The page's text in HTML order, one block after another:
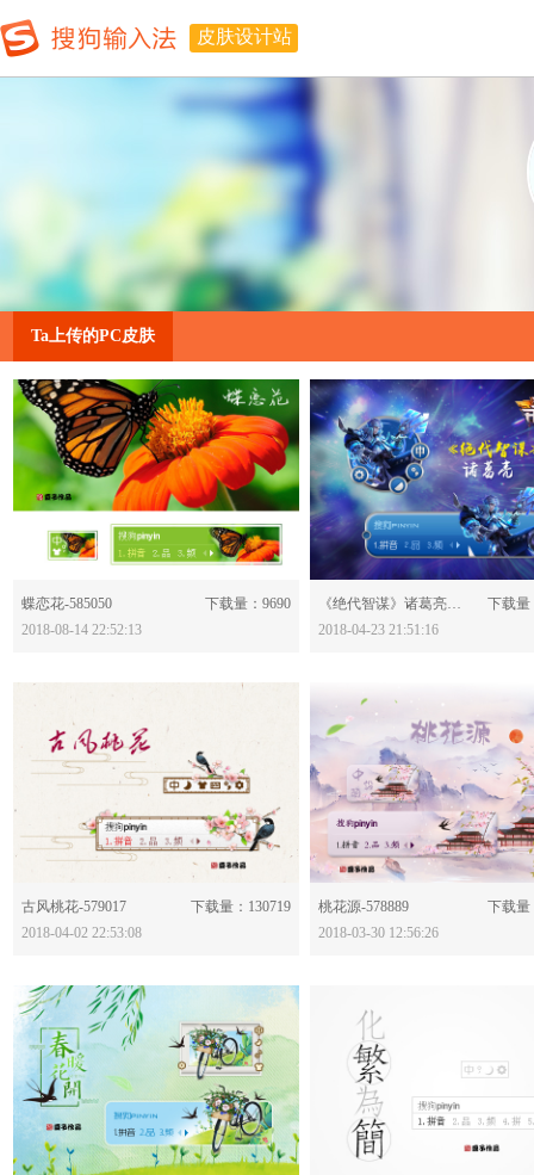
皮肤设计站
Ta上传的PC皮肤
蝶恋花-585050
下载量：9690
2018-08-14 22:52:13
分享：
《绝代智谋》诸葛亮--王者荣耀-579739
下载量
2018-04-23 21:51:16
分享：
古风桃花-579017
下载量：130719
2018-04-02 22:53:08
桃花源-578889
下载量
2018-03-30 12:56:26